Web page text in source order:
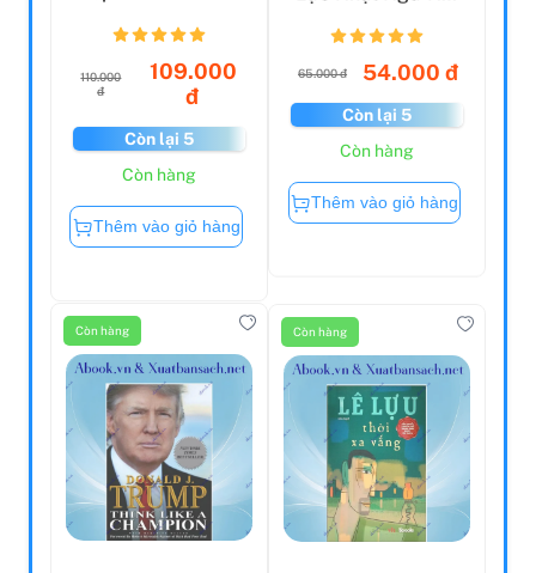
110.000
đ
109.000
đ
Còn lại 5
Còn hàng
Thêm vào giỏ hàng
65.000 đ 54.000 đ
Còn lại 5
Còn hàng
Thêm vào giỏ hàng
Còn hàng Còn hàng